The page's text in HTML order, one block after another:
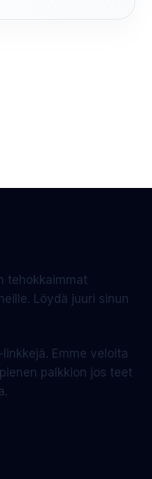
tehokkaimmat
Löydä juuri sinun
Emme veloita
palkkion jos teet